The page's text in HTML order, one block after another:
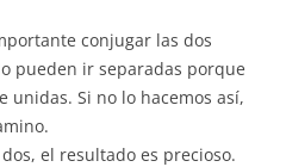
conjugar las dos
pueden ir separadas porque
unidas. Si no lo hacemos así,
el resultado es precioso.